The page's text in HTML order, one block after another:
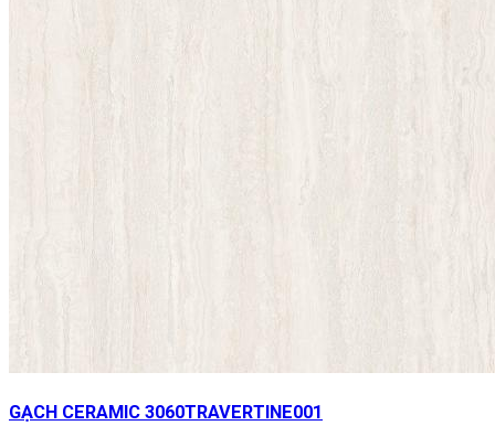
GẠCH CERAMIC 3060TRAVERTINE001